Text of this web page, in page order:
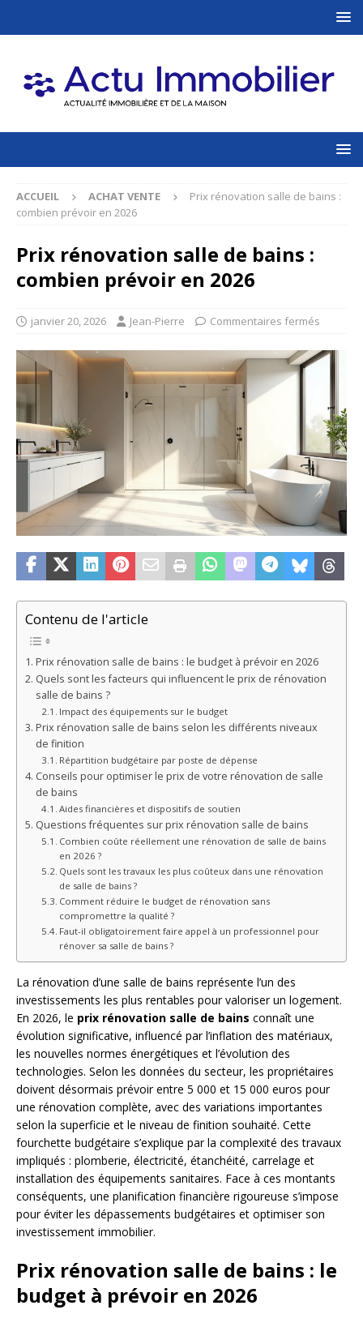
ACCUEIL ACHAT VENTE
Prix rénovation salle de bains :
combien prévoir en 2026
Prix rénovation salle de bains :
combien prévoir en 2026
janvier 20, 2026 Jean-Pierre Commentaires fermés
Contenu de l'article
Prix rénovation salle de bains : le budget à prévoir en 2026
Quels sont les facteurs qui influencent le prix de rénovation
salle de bains ?
Impact des équipements sur le budget
Prix rénovation salle de bains selon les différents niveaux
de finition
Répartition budgétaire par poste de dépense
Conseils pour optimiser le prix de votre rénovation de salle
de bains
Aides financières et dispositifs de soutien
Questions fréquentes sur prix rénovation salle de bains
Combien coûte réellement une rénovation de salle de bains
en 2026 ?
Quels sont les travaux les plus coûteux dans une rénovation
de salle de bains ?
Comment réduire le budget de rénovation sans
compromettre la qualité ?
Faut-il obligatoirement faire appel à un professionnel pour
rénover sa salle de bains ?
La rénovation d’une salle de bains représente l’un des
investissements les plus rentables pour valoriser un logement.
En 2026, le prix rénovation salle de bains connaît une
évolution significative, influencé par l’inflation des matériaux,
les nouvelles normes énergétiques et l’évolution des
technologies. Selon les données du secteur, les propriétaires
doivent désormais prévoir entre 5 000 et 15 000 euros pour
une rénovation complète, avec des variations importantes
selon la superficie et le niveau de finition souhaité. Cette
fourchette budgétaire s’explique par la complexité des travaux
impliqués : plomberie, électricité, étanchéité, carrelage et
installation des équipements sanitaires. Face à ces montants
conséquents, une planification financière rigoureuse s’impose
pour éviter les dépassements budgétaires et optimiser son
investissement immobilier.
Prix rénovation salle de bains : le
budget à prévoir en 2026